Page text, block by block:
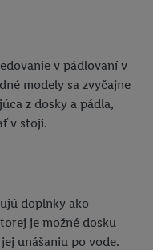
v pádlovaní v
modely sa zvyčajne
z dosky a pádla,
v stoji.
doplnky ako
je možné dosku
unášaniu po vode.